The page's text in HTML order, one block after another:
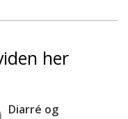
her
Diarré og